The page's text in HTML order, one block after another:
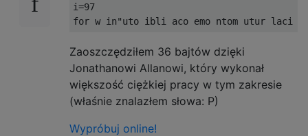
i=97
for w in"uto ibli aco emo ntom utur laci
Zaoszczędziłem 36 bajtów dzięki
Jonathanowi Allanowi, który wykonał
większość ciężkiej pracy w tym zakresie
(właśnie znalazłem słowa: P)
Wypróbuj online!